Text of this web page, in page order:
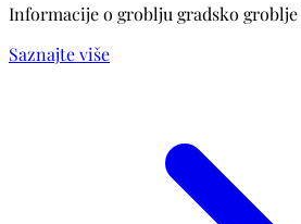
Informacije o groblju gradsko groblje
Saznajte više